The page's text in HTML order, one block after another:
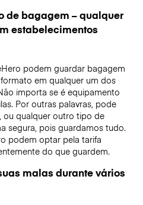
de bagagem – qualquer
estabelecimentos
podem guardar bagagem
em qualquer um dos
importa se é equipamento
Por outras palavras, pode
ou qualquer outro tipo de
segura, pois guardamos tudo.
podem optar pela tarifa
do que guardem.
malas durante vários